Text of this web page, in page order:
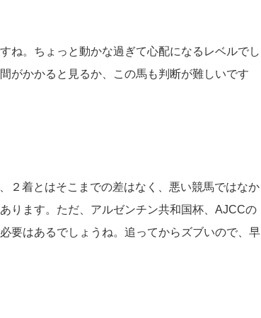
ね。ちょっと動かな過ぎて心配になるレベルでし
がかかると見るか、この馬も判断が難しいです
２着とはそこまでの差はなく、悪い競馬ではなか
ります。ただ、アルゼンチン共和国杯、AJCCの
要はあるでしょうね。追ってからズブいので、早